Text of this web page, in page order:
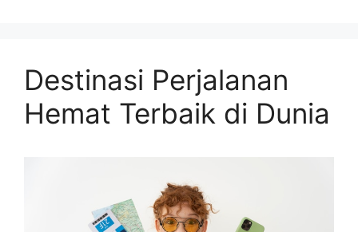
Destinasi Perjalanan
Hemat Terbaik di Dunia